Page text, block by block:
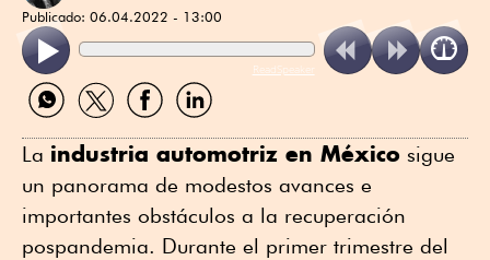
Publicado: 06.04.2022 - 13:00
ReadSpeaker
Compartir
por
Compartir
por
Compartir
por
Compartir
por
La industria automotriz en México sigue
un panorama de modestos avances e
importantes obstáculos a la recuperación
pospandemia. Durante el primer trimestre del